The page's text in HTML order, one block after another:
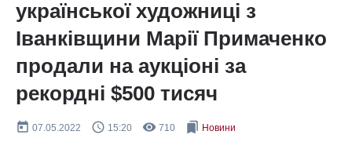
української художниці з
Іванківщини Марії Примаченко
продали на аукціоні за
рекордні $500 тисяч
today 07.05.2022 query_builder 15:20 remove_red_eye 710 bookmarks Новини